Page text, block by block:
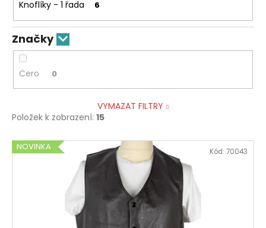
Knoflíky - 1 řada 6
Značky
Cero 0
VYMAZAT FILTRY
Položek k zobrazení: 15
V
NOVINKA Kód: 70043